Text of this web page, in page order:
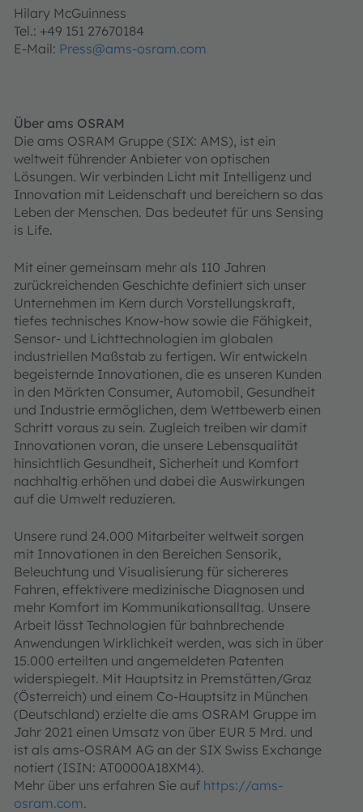
Hilary McGuinness
Tel.: +49 151 27670184
E-Mail: Press@ams-osram.com
Über ams OSRAM
Die ams OSRAM Gruppe (SIX: AMS), ist ein
weltweit führender Anbieter von optischen
Lösungen. Wir verbinden Licht mit Intelligenz und
Innovation mit Leidenschaft und bereichern so das
Leben der Menschen. Das bedeutet für uns Sensing
is Life.
Mit einer gemeinsam mehr als 110 Jahren
zurückreichenden Geschichte definiert sich unser
Unternehmen im Kern durch Vorstellungskraft,
tiefes technisches Know-how sowie die Fähigkeit,
Sensor- und Lichttechnologien im globalen
industriellen Maßstab zu fertigen. Wir entwickeln
begeisternde Innovationen, die es unseren Kunden
in den Märkten Consumer, Automobil, Gesundheit
und Industrie ermöglichen, dem Wettbewerb einen
Schritt voraus zu sein. Zugleich treiben wir damit
Innovationen voran, die unsere Lebensqualität
hinsichtlich Gesundheit, Sicherheit und Komfort
nachhaltig erhöhen und dabei die Auswirkungen
auf die Umwelt reduzieren.
Unsere rund 24.000 Mitarbeiter weltweit sorgen
mit Innovationen in den Bereichen Sensorik,
Beleuchtung und Visualisierung für sichereres
Fahren, effektivere medizinische Diagnosen und
mehr Komfort im Kommunikationsalltag. Unsere
Arbeit lässt Technologien für bahnbrechende
Anwendungen Wirklichkeit werden, was sich in über
15.000 erteilten und angemeldeten Patenten
widerspiegelt. Mit Hauptsitz in Premstätten/Graz
(Österreich) und einem Co-Hauptsitz in München
(Deutschland) erzielte die ams OSRAM Gruppe im
Jahr 2021 einen Umsatz von über EUR 5 Mrd. und
ist als ams-OSRAM AG an der SIX Swiss Exchange
notiert (ISIN: AT0000A18XM4).
Mehr über uns erfahren Sie auf https://ams-
osram.com.